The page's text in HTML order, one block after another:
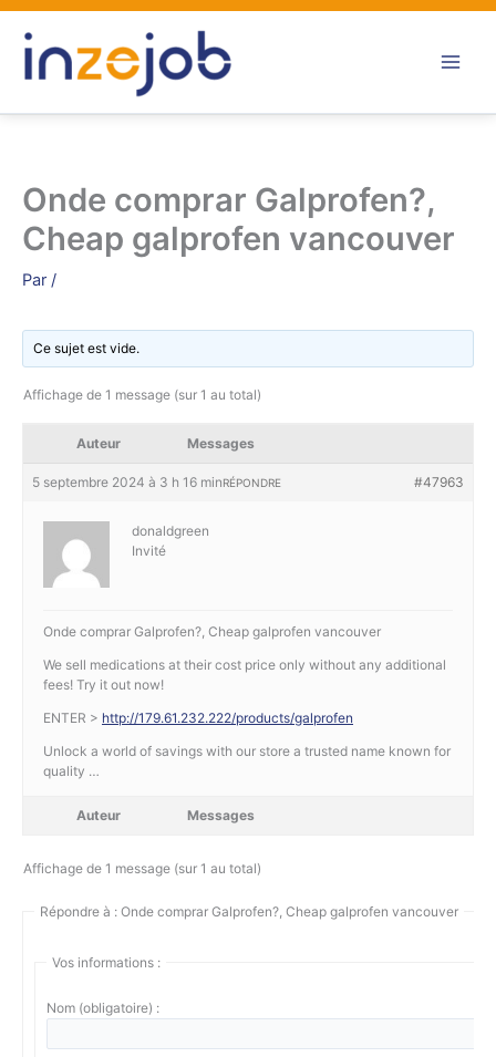
Aller
contenu
Onde comprar Galprofen?,
Cheap galprofen vancouver
Par /
Ce sujet est vide.
Affichage de 1 message (sur 1 au total)
Auteur Messages
5 septembre 2024 à 3 h 16 min #47963
RÉPONDRE
donaldgreen
Invité
Onde comprar Galprofen?, Cheap galprofen vancouver
We sell medications at their cost price only without any additional
fees! Try it out now!
ENTER > http://179.61.232.222/products/galprofen
Unlock a world of savings with our store a trusted name known for
quality …
Auteur Messages
Affichage de 1 message (sur 1 au total)
Répondre à : Onde comprar Galprofen?, Cheap galprofen vancouver
Vos informations :
Nom (obligatoire) :